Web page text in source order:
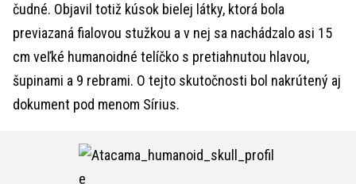
čudné. Objavil totiž kúsok bielej látky, ktorá bola
previazaná fialovou stužkou a v nej sa nachádzalo asi 15
cm veľké humanoidné telíčko s pretiahnutou hlavou,
šupinami a 9 rebrami. O tejto skutočnosti bol nakrútený aj
dokument pod menom Sírius.